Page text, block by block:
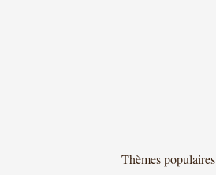
Thèmes populaires